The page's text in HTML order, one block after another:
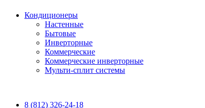
Кондиционеры
Настенные
Бытовые
Инверторные
Коммерческие
Коммерческие инверторные
Мульти-сплит системы
8 (812) 326-24-18